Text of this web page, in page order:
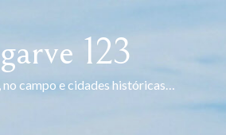
123
no campo e cidades históricas…